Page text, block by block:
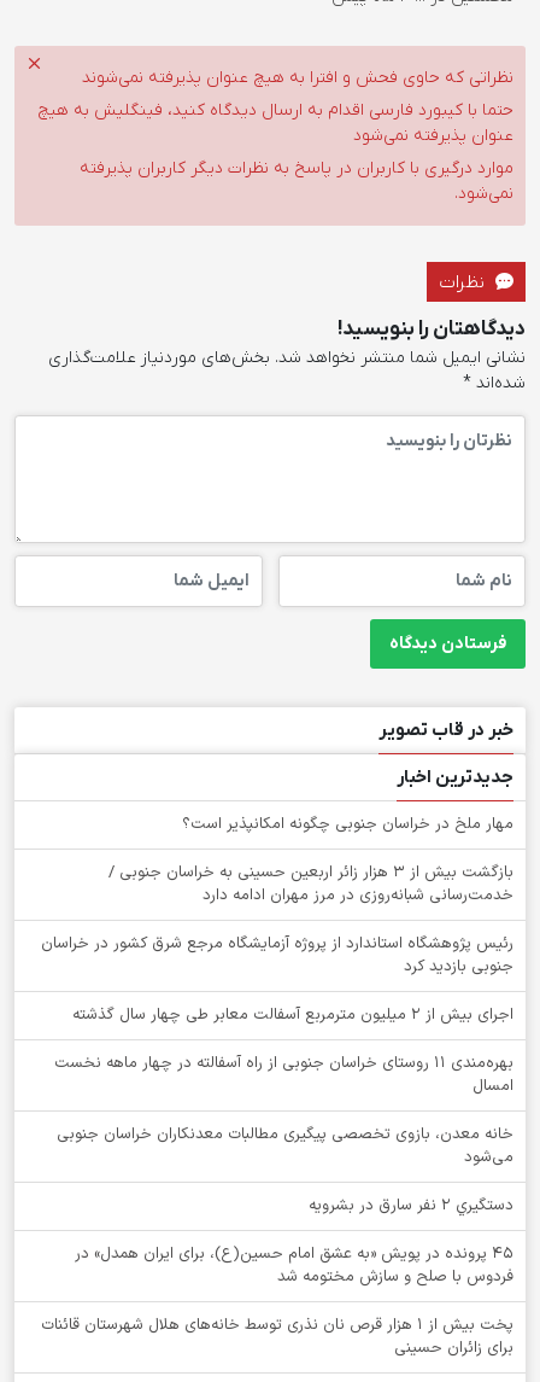
نظراتی که حاوی فحش و افترا به هیچ عنوان پذیرفته نمی‌شوند
حتما با کیبورد فارسی اقدام به ارسال دیدگاه کنید، فینگلیش به هیچ
عنوان پذیرفته نمی‌شود
موارد درگیری با کاربران در پاسخ به نظرات دیگر کاربران پذیرفته
نمی‌شود.
نظرات
دیدگاهتان را بنویسید!
نشانی ایمیل شما منتشر نخواهد شد. بخش‌های موردنیاز علامت‌گذاری
شده‌اند *
خبر در قاب تصویر
جدیدترین اخبار
‌مهار ملخ در خراسان جنوبی چگونه امکانپذیر است؟
بازگشت بیش از ۳ هزار زائر اربعین حسینی به خراسان جنوبی /
خدمت‌رسانی شبانه‌روزی در مرز مهران ادامه دارد
رئیس پژوهشگاه استاندارد از پروژه آزمایشگاه مرجع شرق کشور در خراسان
جنوبی بازدید کرد
اجرای بیش از ۲ میلیون مترمربع آسفالت معابر طی چهار سال گذشته
بهره‌مندی ۱۱ روستای خراسان جنوبی از راه آسفالته در چهار ماهه نخست
امسال
خانه معدن، بازوی تخصصی پیگیری مطالبات معدنکاران خراسان جنوبی
می‌شود
دستگيري 2 نفر سارق در بشرويه
۴۵ پرونده در پویش «به عشق امام حسین(ع)، برای ایران همدل» در
فردوس با صلح و سازش مختومه شد
پخت بیش از 1 هزار قرص نان نذری توسط خانه‌های هلال شهرستان قائنات
برای زائران حسینی